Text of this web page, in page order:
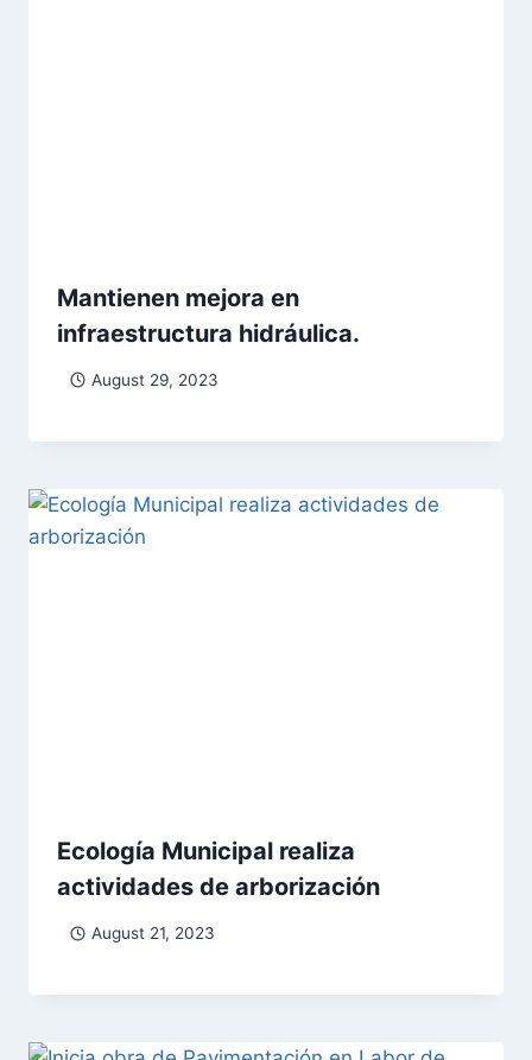
Mantienen mejora en
infraestructura hidráulica.
August 29, 2023
Ecología Municipal realiza
actividades de arborización
August 21, 2023